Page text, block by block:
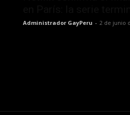
Administrador GayPeru - 2 de junio